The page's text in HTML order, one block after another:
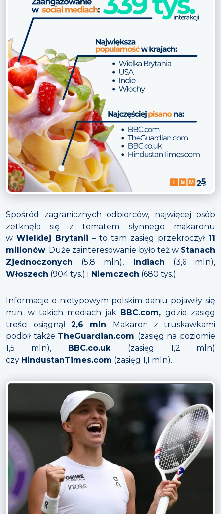
Spośród zagranicznych odbiorców, najwięcej osób
zetknęło się z tematem słynnego makaronu
w Wielkiej Brytanii – to tam zasięg przekroczył 11
milionów. Duże zainteresowanie było też w Stanach
Zjednoczonych (5,8 mln), Indiach (3,6 mln),
Włoszech (904 tys.) i Niemczech (680 tys.).
Informacje o nietypowym polskim daniu pojawiły się
m.in. w takich mediach jak BBC.com, gdzie zasięg
treści osiągnął2,6 mln. Makaron z truskawkami
podbił także TheGuardian.com (zasięg na poziomie
1,5 mln), BBC.co.uk (zasięg 1,2 mln)
czy HindustanTimes.com (zasięg 1,1 mln).